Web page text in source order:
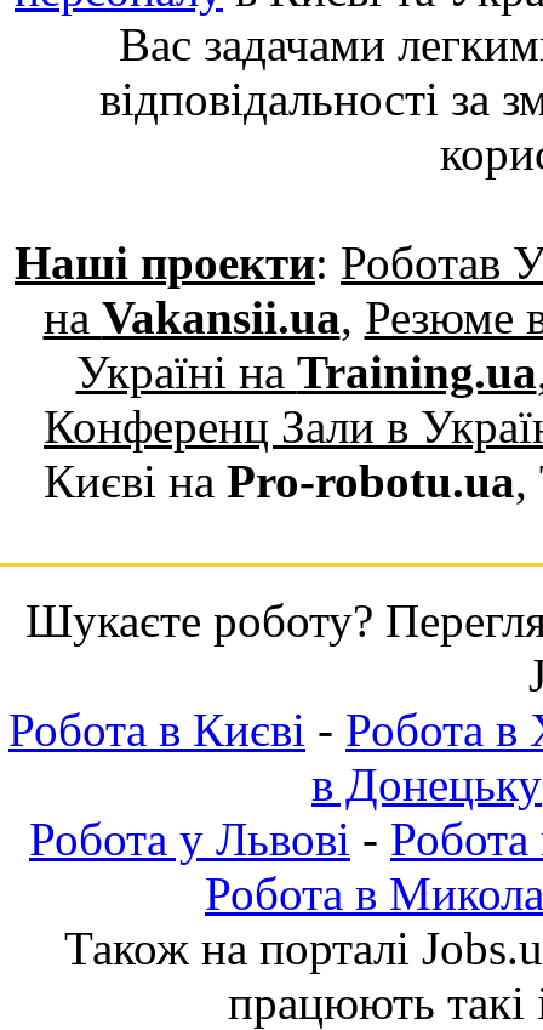
Вас задачами
відповідальності за
Наші проекти: Роботав
на Vakansii.ua, Резюме
Україні на Training.ua
Конференц Зали в
Києві на Pro-robotu.ua,
Шукаєте роботу?
Робота в Києві - Робота в
в Донецьку
Робота у Львові - Робота
Робота в
Також на порталі
працюють такі